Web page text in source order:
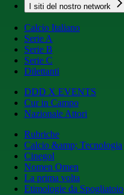
I siti del nostro network
Calcio Italiano
Serie A
Serie B
Serie C
Dilettanti
DDD X EVENTS
Cur in Campo
Nazionale Attori
Rubriche
Calcio &amp; Tecnologia
Cinegol
Nomen Omen
La prima volta
Etimologie da Spogliatoio